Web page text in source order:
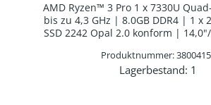
AMD Ryzen™ 3 Pro 1 x 7330U
bis zu 4,3 GHz | 8.0GB DDR4 | 1 x
SSD 2242 Opal 2.0 konform | 14,0"/
Graphics | Webcam | WLAN:
WLAN/Bluetooth Combo Chip |
Produktnummer:
Lagerbestand: 1
Produkt Anzahl: Gib